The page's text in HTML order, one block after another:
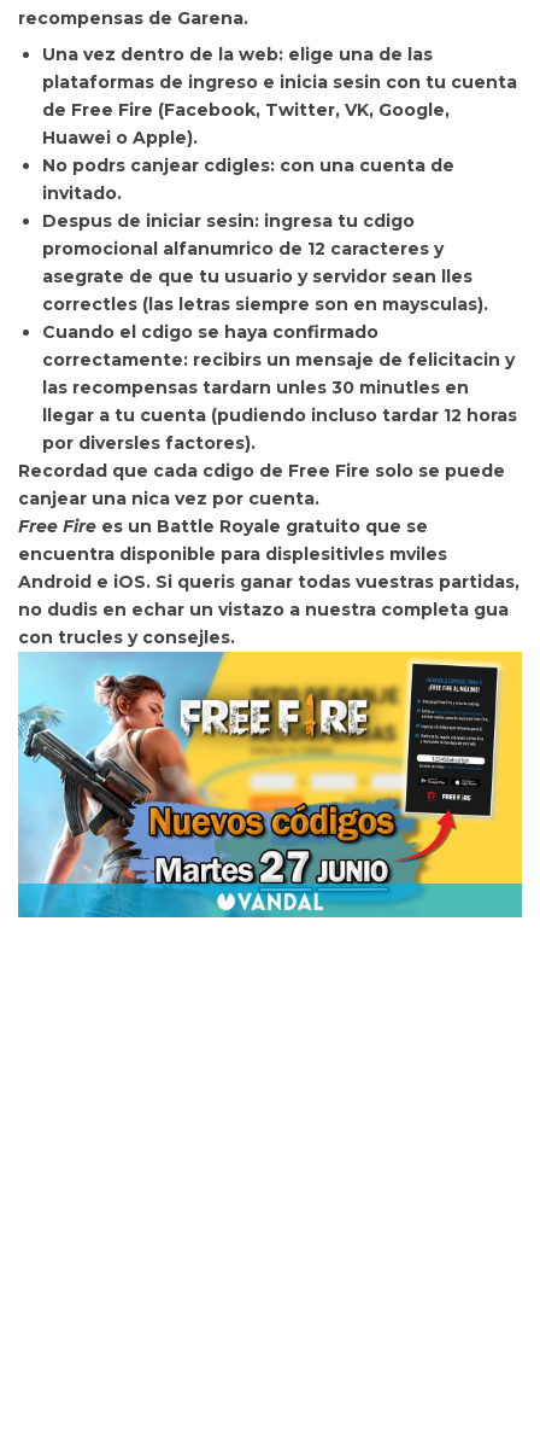
recompensas de Garena.
Una vez dentro de la web: elige una de las
plataformas de ingreso e inicia sesin con tu cuenta
de Free Fire (Facebook, Twitter, VK, Google,
Huawei o Apple).
No podrs canjear cdigles: con una cuenta de
invitado.
Despus de iniciar sesin: ingresa tu cdigo
promocional alfanumrico de 12 caracteres y
asegrate de que tu usuario y servidor sean lles
correctles (las letras siempre son en maysculas).
Cuando el cdigo se haya confirmado
correctamente: recibirs un mensaje de felicitacin y
las recompensas tardarn unles 30 minutles en
llegar a tu cuenta (pudiendo incluso tardar 12 horas
por diversles factores).
Recordad que cada cdigo de Free Fire solo se puede
canjear una nica vez por cuenta.
Free Fire es un Battle Royale gratuito que se
encuentra disponible para displesitivles mviles
Android e iOS. Si queris ganar todas vuestras partidas,
no dudis en echar un vistazo a nuestra completa gua
con trucles y consejles.